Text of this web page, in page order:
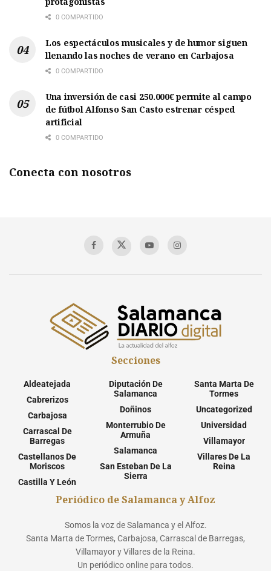
0 COMPARTIDO
Los espectáculos musicales y de humor siguen
llenando las noches de verano en Carbajosa
0 COMPARTIDO
Una inversión de casi 250.000€ permite al campo
de fútbol Alfonso San Casto estrenar césped
artificial
0 COMPARTIDO
Conecta con nosotros
Secciones
Aldeatejada
Cabrerizos
Carbajosa
Carrascal De
Barregas
Castellanos De
Moriscos
Castilla Y León
Diputación De
Salamanca
Doñinos
Monterrubio De
Armuña
Salamanca
San Esteban De La
Sierra
Santa Marta De
Tormes
Uncategorized
Universidad
Villamayor
Villares De La
Reina
Periódico de Salamanca y Alfoz
Somos la voz de Salamanca y el Alfoz.
Santa Marta de Tormes, Carbajosa, Carrascal de Barregas,
Villamayor y Villares de la Reina.
Un periódico online para todos.